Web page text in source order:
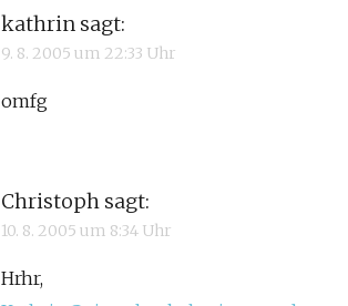
kathrin sagt:
9. 8. 2005 um 22:33 Uhr
omfg
Christoph sagt:
10. 8. 2005 um 8:34 Uhr
Hrhr,